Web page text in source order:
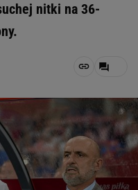
nitki na 36-